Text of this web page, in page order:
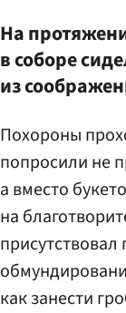
На
в соборе
из
Похороны
попросили не
а вместо
на
как занести